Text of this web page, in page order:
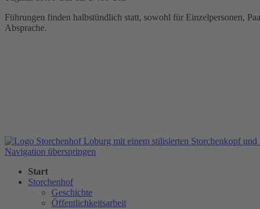
Führungen finden halbstündlich statt, sowohl für Einzelpersonen,
Absprache.
Navigation überspringen
Start
Storchenhof
Geschichte
Öffentlichkeitsarbeit